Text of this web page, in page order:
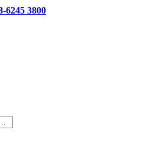
6245 3800